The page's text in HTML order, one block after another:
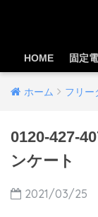
HOME 固定
ホーム フリー
0120-427-
ンケート
2021/03/25